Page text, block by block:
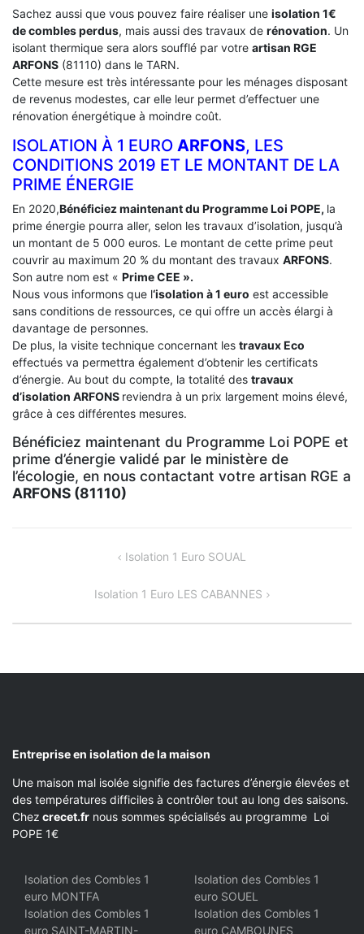
Sachez aussi que vous pouvez faire réaliser une isolation 1€
de combles perdus, mais aussi des travaux de rénovation. Un
isolant thermique sera alors soufflé par votre artisan RGE
ARFONS (81110) dans le TARN.
Cette mesure est très intéressante pour les ménages disposant
de revenus modestes, car elle leur permet d’effectuer une
rénovation énergétique à moindre coût.
ISOLATION À 1 EURO ARFONS, LES
CONDITIONS 2019 ET LE MONTANT DE LA
PRIME ÉNERGIE
En 2020,Bénéficiez maintenant du Programme Loi POPE, la
prime énergie pourra aller, selon les travaux d’isolation, jusqu’à
un montant de 5 000 euros. Le montant de cette prime peut
couvrir au maximum 20 % du montant des travaux ARFONS.
Son autre nom est « Prime CEE ».
Nous vous informons que l‘isolation à 1 euro est accessible
sans conditions de ressources, ce qui offre un accès élargi à
davantage de personnes.
De plus, la visite technique concernant les travaux Eco
effectués va permettra également d’obtenir les certificats
d’énergie. Au bout du compte, la totalité des travaux
d’isolation ARFONS reviendra à un prix largement moins élevé,
grâce à ces différentes mesures.
Bénéficiez maintenant du Programme Loi POPE et
prime d’énergie validé par le ministère de
l’écologie, en nous contactant votre artisan RGE a
ARFONS (81110)
Isolation 1 Euro SOUAL
Isolation 1 Euro LES CABANNES
Entreprise en isolation de la maison
Une maison mal isolée signifie des factures d’énergie élevées et
des températures difficiles à contrôler tout au long des saisons.
Chez crecet.fr nous sommes spécialisés au programme Loi
POPE 1€
Isolation des Combles 1
euro MONTFA
Isolation des Combles 1
euro SOUEL
Isolation des Combles 1
euro SAINT-MARTIN-
Isolation des Combles 1
euro CAMBOUNES